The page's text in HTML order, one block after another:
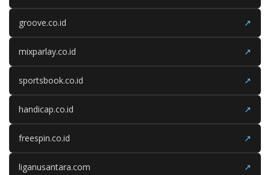
groove.co.id ↗
mixparlay.co.id ↗
sportsbook.co.id ↗
handicap.co.id ↗
freespin.co.id ↗
liganusantara.com ↗